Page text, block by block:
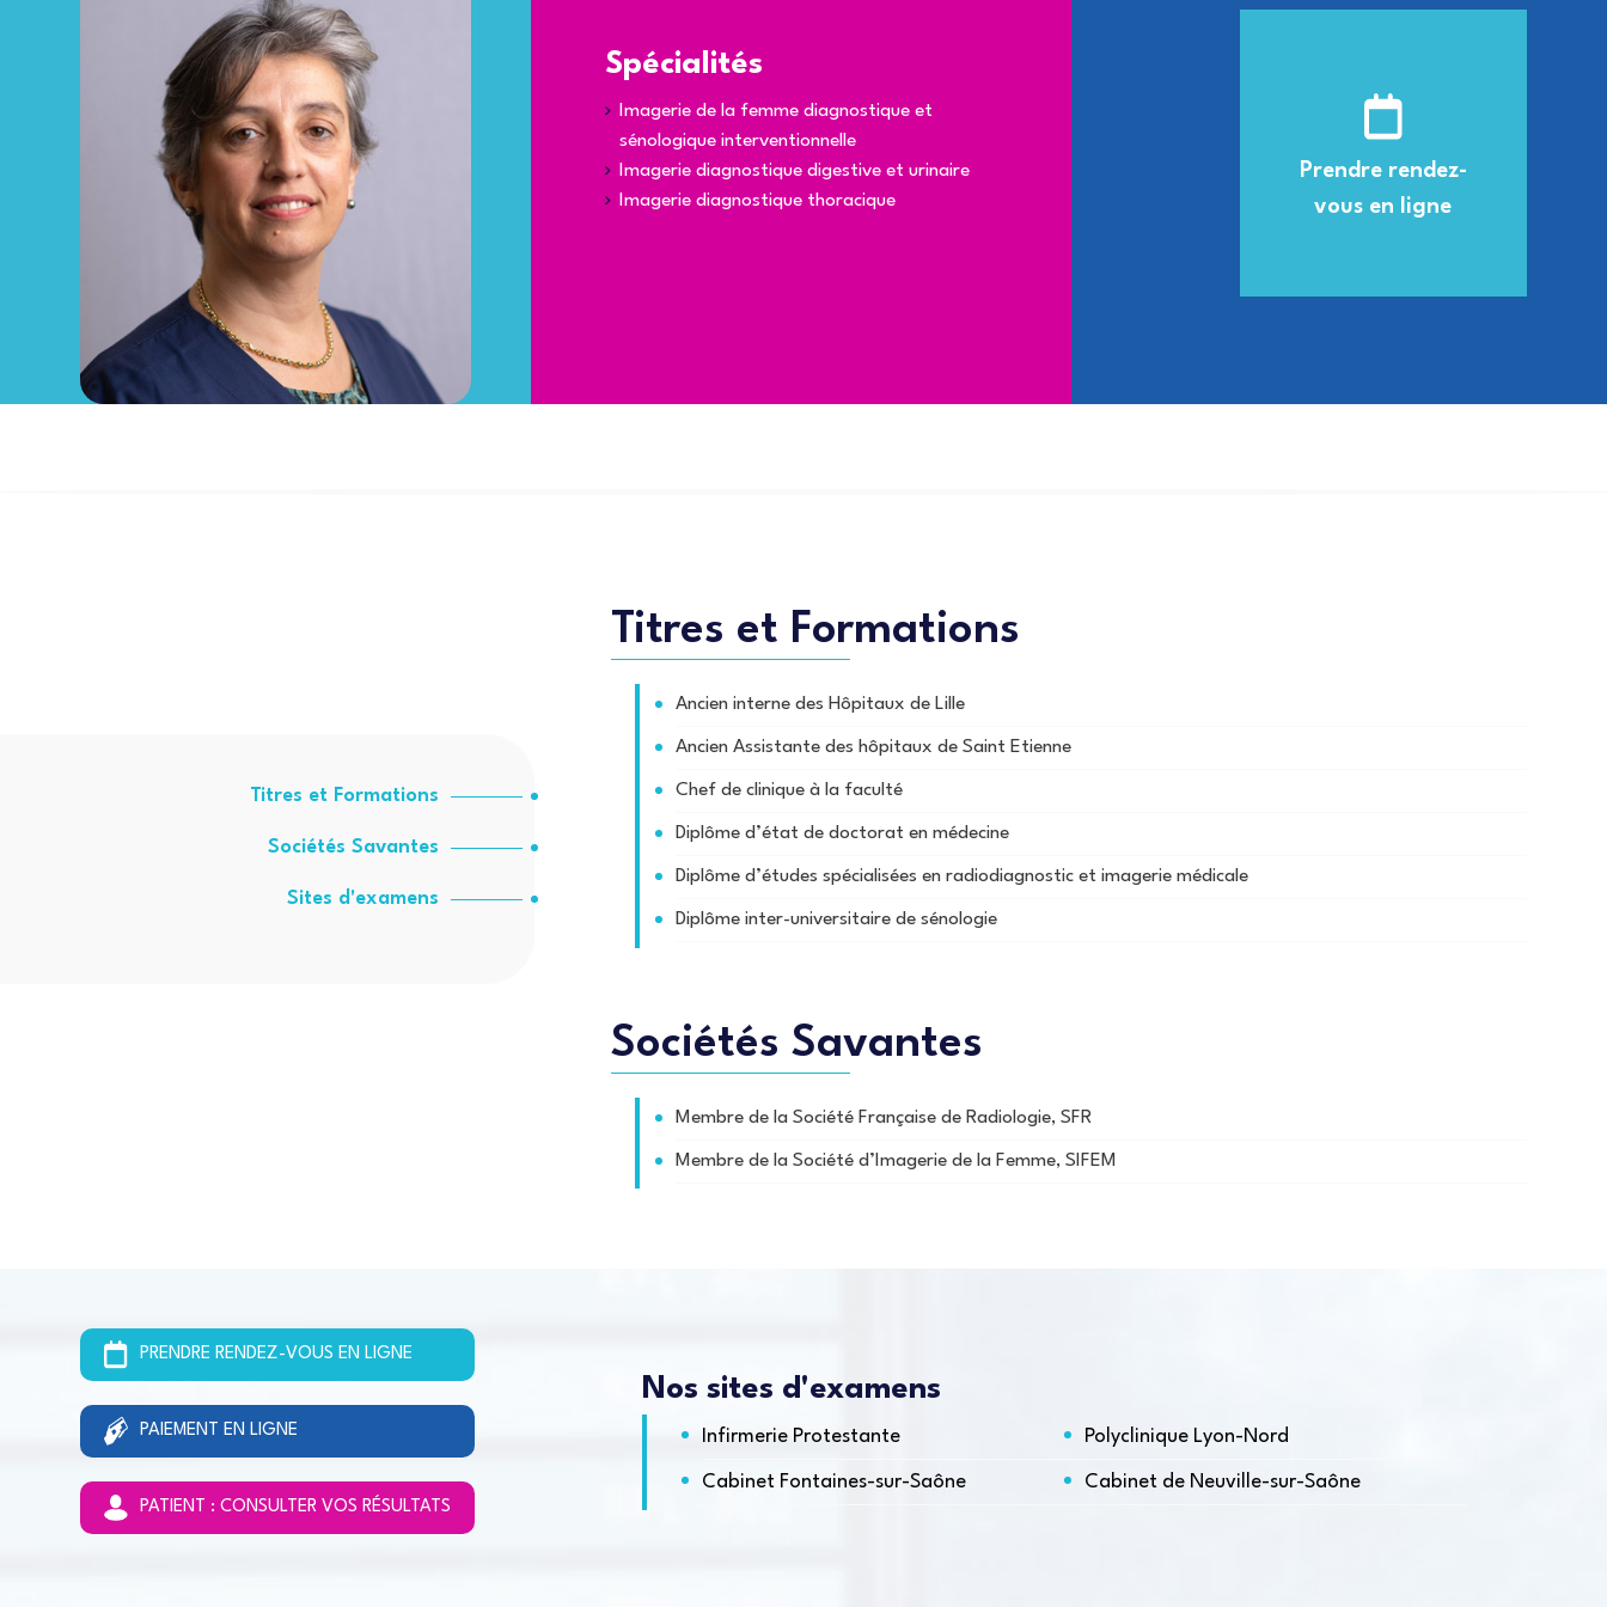
Spécialités
Imagerie de la femme diagnostique et
sénologique interventionnelle
Imagerie diagnostique digestive et urinaire
Imagerie diagnostique thoracique
Prendre rendez-
vous en ligne
Titres et Formations
Sociétés Savantes
Sites d'examens
Titres et Formations
Ancien interne des Hôpitaux de Lille
Ancien Assistante des hôpitaux de Saint Etienne
Chef de clinique à la faculté
Diplôme d’état de doctorat en médecine
Diplôme d’études spécialisées en radiodiagnostic et imagerie médicale
Diplôme inter-universitaire de sénologie
Sociétés Savantes
Membre de la Société Française de Radiologie, SFR
Membre de la Société d’Imagerie de la Femme, SIFEM
PRENDRE RENDEZ-VOUS EN LIGNE
PAIEMENT EN LIGNE
PATIENT : CONSULTER VOS RÉSULTATS
Nos sites d'examens
Infirmerie Protestante Polyclinique Lyon-Nord
Cabinet Fontaines-sur-Saône Cabinet de Neuville-sur-Saône